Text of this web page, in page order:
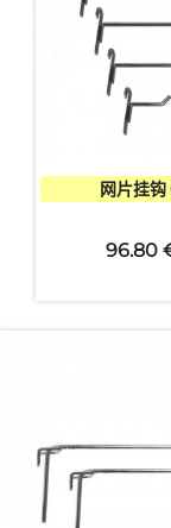
快速
网片挂钩
96.80